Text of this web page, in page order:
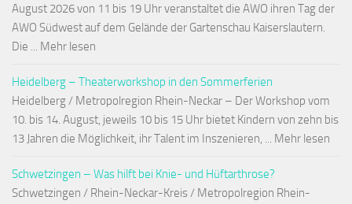
August 2026 von 11 bis 19 Uhr veranstaltet die AWO ihren Tag der
AWO Südwest auf dem Gelände der Gartenschau Kaiserslautern.
Die ... Mehr lesen
Heidelberg – Theaterworkshop in den Sommerferien
Heidelberg / Metropolregion Rhein-Neckar – Der Workshop vom
10. bis 14. August, jeweils 10 bis 15 Uhr bietet Kindern von zehn bis
13 Jahren die Möglichkeit, ihr Talent im Inszenieren, ... Mehr lesen
Schwetzingen – Was hilft bei Knie- und Hüftarthrose?
Schwetzingen / Rhein-Neckar-Kreis / Metropolregion Rhein-